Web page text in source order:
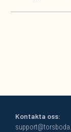
Kontakta oss: